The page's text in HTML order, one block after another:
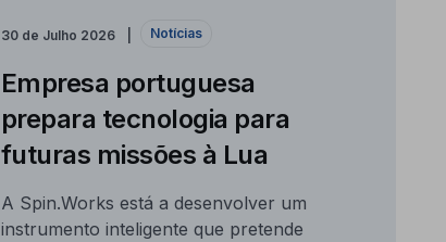
30 de Julho 2026 Notícias
Empresa portuguesa
prepara tecnologia para
futuras missões à Lua
A Spin.Works está a desenvolver um
instrumento inteligente que pretende